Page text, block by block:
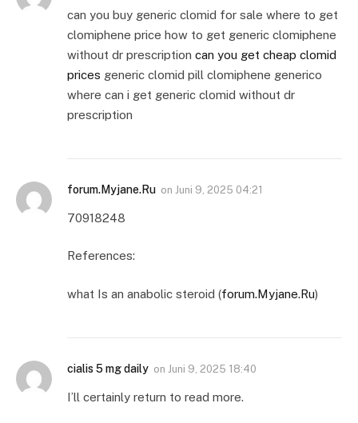
can you buy generic clomid for sale where to get
clomiphene price how to get generic clomiphene
without dr prescription can you get cheap clomid
prices generic clomid pill clomiphene generico
where can i get generic clomid without dr
prescription
forum.Myjane.Ru on Juni 9, 2025 04:21
70918248
References:
what Is an anabolic steroid (forum.Myjane.Ru)
cialis 5 mg daily on Juni 9, 2025 18:40
I’ll certainly return to read more.